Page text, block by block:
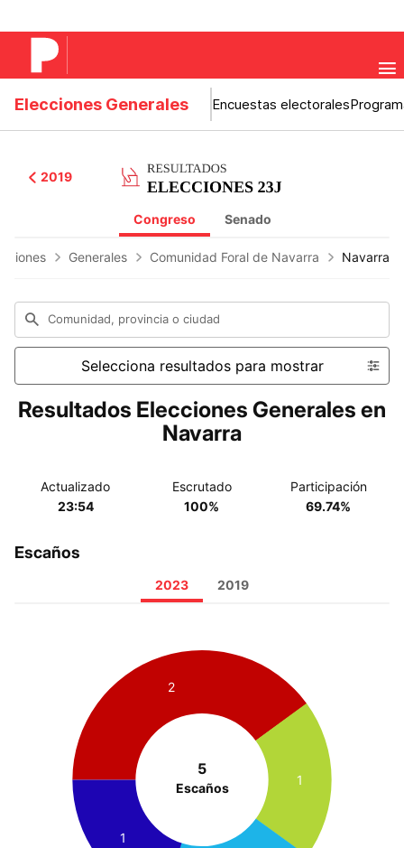
Elecciones Generales Encuestas electorales
2019
Congreso Senado
Generales Comunidad Foral de Navarra Navarra
Comunidad, provincia o ciudad
Selecciona resultados para mostrar
Resultados Elecciones Generales en
Navarra
Actualizado
23:54
Escrutado
100%
Participación
69.74%
Escaños
2023 2019
5
Escaños
2
1
1